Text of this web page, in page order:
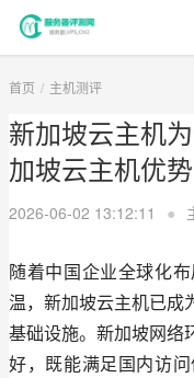
首页 主机测评
新加坡云主机
加坡云主机优
2026-06-02 13:12:11 ●
随着中国企业全球化
温，新加坡云主机已成
基础设施。新加坡网络
好，既能满足国内访